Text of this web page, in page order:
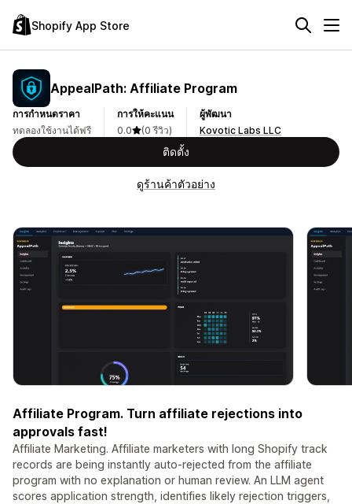
Shopify App Store
AppealPath: Affiliate Program
การกำหนดราคา
ทดลองใช้งานได้ฟรี
การให้คะแนน
0.0
(0 รีวิว)
ผู้พัฒนา
Kovotic Labs LLC
ติดตั้ง
ดูร้านค้าตัวอย่าง
Affiliate Program. Turn affiliate rejections into
approvals fast!
Affiliate Marketing. Affiliate marketers with long Shopify track
records are being instantly auto-rejected from the affiliate
program with no explanation or human review. An LLM agent
scores application strength, identifies likely rejection triggers,